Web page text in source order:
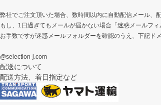
弊社でご注文頂いた場合、数時間以内に自動配信メール、
もし、1日過ぎてもメールが届かない場合「迷惑メールフ
お手数ですが迷惑メールフォルダーを確認のうえ、下記ド
@selection-j.com
配送について
配送方法、着日指定など